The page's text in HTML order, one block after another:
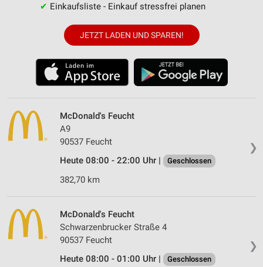
✔ Einkaufsliste - Einkauf stressfrei planen
JETZT LADEN UND SPAREN!
❯
McDonald's Feucht
A9
90537 Feucht
Heute 08:00 - 22:00 Uhr |
Geschlossen
382,70 km
❯
McDonald's Feucht
Schwarzenbrucker Straße 4
90537 Feucht
Heute 08:00 - 01:00 Uhr |
Geschlossen